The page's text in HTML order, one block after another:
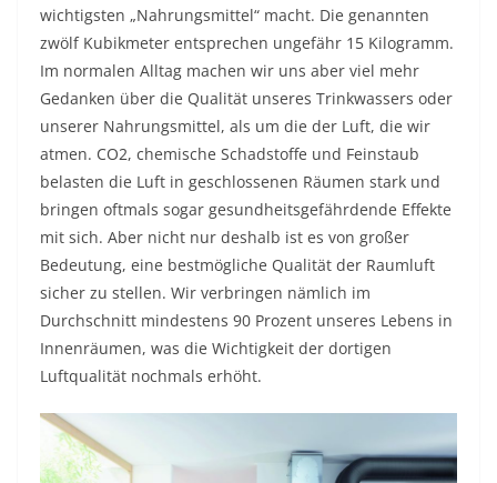
wichtigsten „Nahrungsmittel“ macht. Die genannten
zwölf Kubikmeter entsprechen ungefähr 15 Kilogramm.
Im normalen Alltag machen wir uns aber viel mehr
Gedanken über die Qualität unseres Trinkwassers oder
unserer Nahrungsmittel, als um die der Luft, die wir
atmen. CO2, chemische Schadstoffe und Feinstaub
belasten die Luft in geschlossenen Räumen stark und
bringen oftmals sogar gesundheitsgefährdende Effekte
mit sich. Aber nicht nur deshalb ist es von großer
Bedeutung, eine bestmögliche Qualität der Raumluft
sicher zu stellen. Wir verbringen nämlich im
Durchschnitt mindestens 90 Prozent unseres Lebens in
Innenräumen, was die Wichtigkeit der dortigen
Luftqualität nochmals erhöht.